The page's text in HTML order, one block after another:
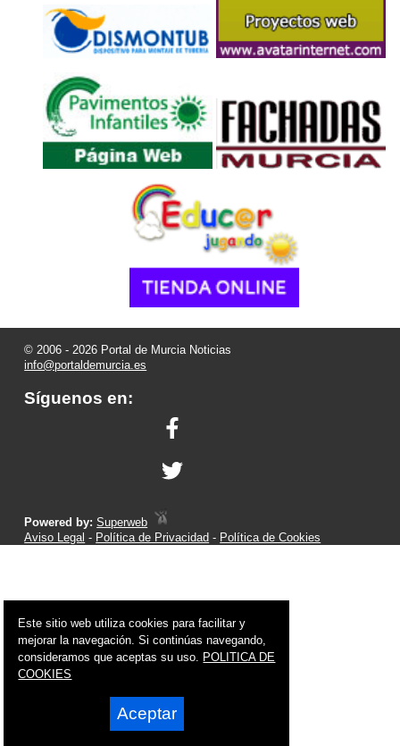
© 2006 - 2026 Portal de Murcia Noticias
info@portaldemurcia.es
Síguenos en:
Powered by:Superweb
Aviso Legal - Política de Privacidad - Política de Cookies
Este sitio web utiliza cookies para facilitar y
mejorar la navegación. Si continúas navegando,
consideramos que aceptas su uso. POLITICA DE
COOKIES
Aceptar